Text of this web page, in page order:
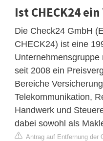
Ist CHECK24
Die Check24 GmbH
CHECK24) ist eine
seit 2008 ein
Bereiche
Telekommunikation,
Handwerk und
dabei sowohl als
Antrag auf Entfernung der